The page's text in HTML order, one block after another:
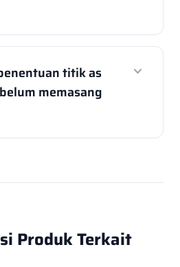
titik as
memasang
expand_more
Produk Terkait